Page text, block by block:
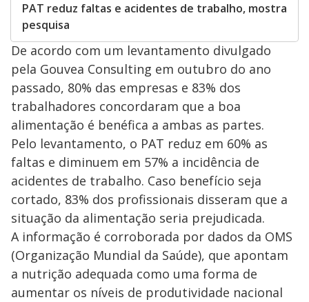
PAT reduz faltas e acidentes de trabalho, mostra
pesquisa
De acordo com um levantamento divulgado
pela Gouvea Consulting em outubro do ano
passado, 80% das empresas e 83% dos
trabalhadores concordaram que a boa
alimentação é benéfica a ambas as partes.
Pelo levantamento, o PAT reduz em 60% as
faltas e diminuem em 57% a incidência de
acidentes de trabalho. Caso benefício seja
cortado, 83% dos profissionais disseram que a
situação da alimentação seria prejudicada.
A informação é corroborada por dados da OMS
(Organização Mundial da Saúde), que apontam
a nutrição adequada como uma forma de
aumentar os níveis de produtividade nacional